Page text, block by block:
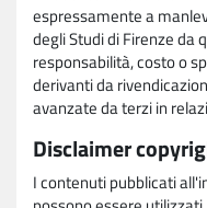
espressamente a
degli Studi di Firenze da
responsabilità, costo o
derivanti da
avanzate da terzi in
Disclaimer
I contenuti pubblicati